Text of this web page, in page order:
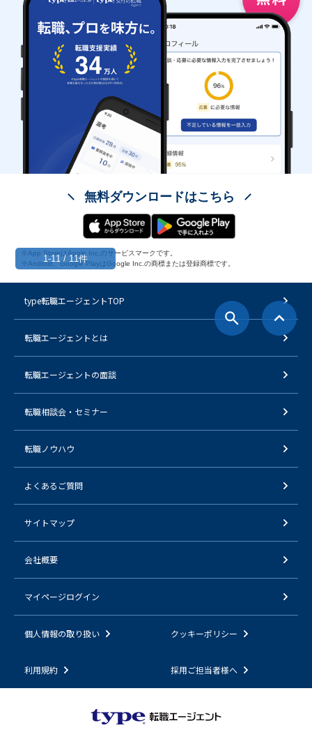
1-11 / 11件
無料ダウンロードはこちら
※App StoreはApple Inc.のサービスマークです。
※Android、Google PlayはGoogle Inc.の商標または登録商標です。
type転職エージェントTOP
転職エージェントとは
転職エージェントの面談
転職相談会・セミナー
転職ノウハウ
よくあるご質問
サイトマップ
会社概要
マイページログイン
個人情報の取り扱い クッキーポリシー
利用規約 採用ご担当者様へ